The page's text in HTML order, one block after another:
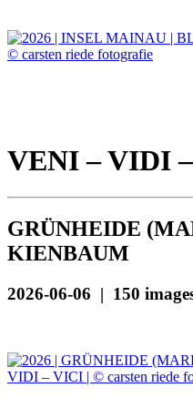
VENI – VIDI
GRÜNHEIDE
KIENBAUM
2026-06-06 | 150